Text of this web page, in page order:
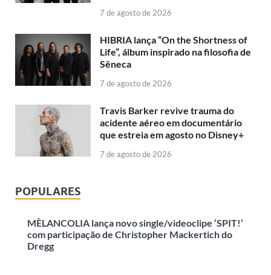
7 de agosto de 2026
HIBRIA lança “On the Shortness of
Life”, álbum inspirado na filosofia de
Sêneca
7 de agosto de 2026
Travis Barker revive trauma do
acidente aéreo em documentário
que estreia em agosto no Disney+
7 de agosto de 2026
POPULARES
MÈLANCOLIA lança novo single/videoclipe ‘SPIT!’
com participação de Christopher Mackertich do
Dregg